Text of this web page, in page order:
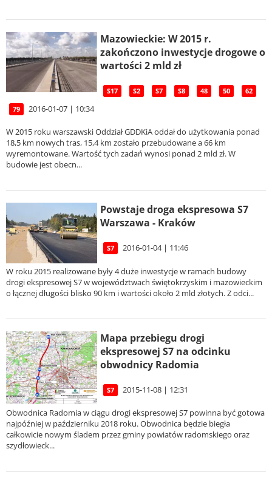
Mazowieckie: W 2015 r.
zakończono inwestycje drogowe o
wartości 2 mld zł
S17 S2 S7 S8 48 50 62
79 2016-01-07 | 10:34
W 2015 roku warszawski Oddział GDDKiA oddał do użytkowania ponad
18,5 km nowych tras, 15,4 km zostało przebudowane a 66 km
wyremontowane. Wartość tych zadań wynosi ponad 2 mld zł. W
budowie jest obecn...
Powstaje droga ekspresowa S7
Warszawa - Kraków
S7 2016-01-04 | 11:46
W roku 2015 realizowane były 4 duże inwestycje w ramach budowy
drogi ekspresowej S7 w województwach świętokrzyskim i mazowieckim
o łącznej długości blisko 90 km i wartości około 2 mld złotych. Z odci...
Mapa przebiegu drogi
ekspresowej S7 na odcinku
obwodnicy Radomia
S7 2015-11-08 | 12:31
Obwodnica Radomia w ciągu drogi ekspresowej S7 powinna być gotowa
najpóźniej w październiku 2018 roku. Obwodnica będzie biegła
całkowicie nowym śladem przez gminy powiatów radomskiego oraz
szydłowieck...